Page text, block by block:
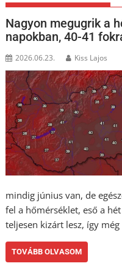
Nagyon megugrik a
napokban, 40-41
2026.06.23. Kiss Lajos
mindig június van, de
fel a hőmérséklet, eső a
teljesen kizárt lesz, így
TOVÁBB OLVASOM